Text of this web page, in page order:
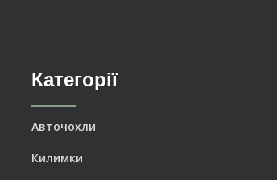
Категорії
Авточохли
Килимки